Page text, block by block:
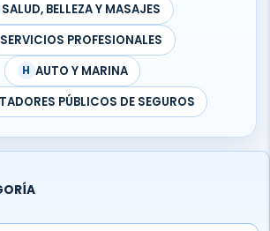
SALUD, BELLEZA Y MASAJES
SERVICIOS PROFESIONALES
H AUTO Y MARINA
PÚBLICOS DE SEGUROS